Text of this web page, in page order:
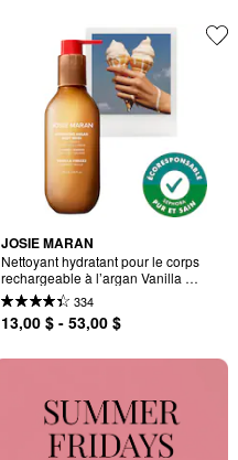
JOSIE MARAN
Nettoyant hydratant pour le corps
rechargeable à l’argan Vanilla
Vibezzz
334
13,00 $ - 53,00 $